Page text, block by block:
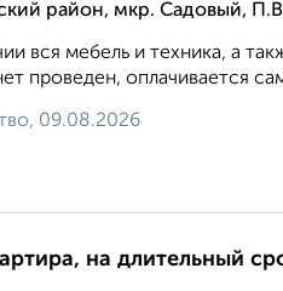
район, мкр. Садовый,
вся мебель и техника, а
проведен, оплачивается
09.08.2026
на длительный